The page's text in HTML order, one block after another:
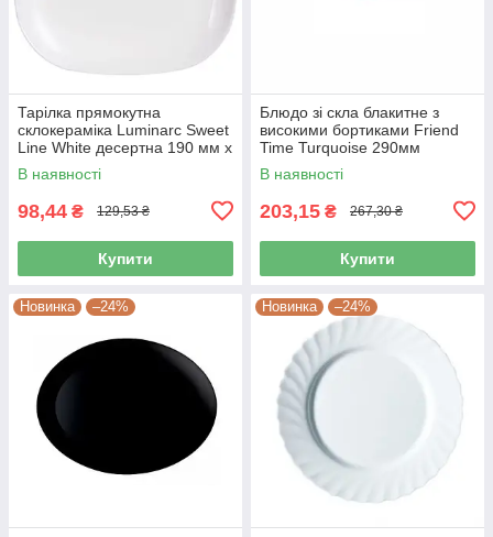
Тарілка прямокутна
склокераміка Luminarc Sweet
Line White десертна 190 мм х
210 мм (J0561)
В наявності
98,44 ₴ 129,53 ₴
Купити
Блюдо зі скла блакитне з
високими бортиками Friend
Time Turquoise 290мм
Luminarc (P6362)
В наявності
203,15 ₴ 267,30 ₴
Купити
Новинка –24% Новинка –24%